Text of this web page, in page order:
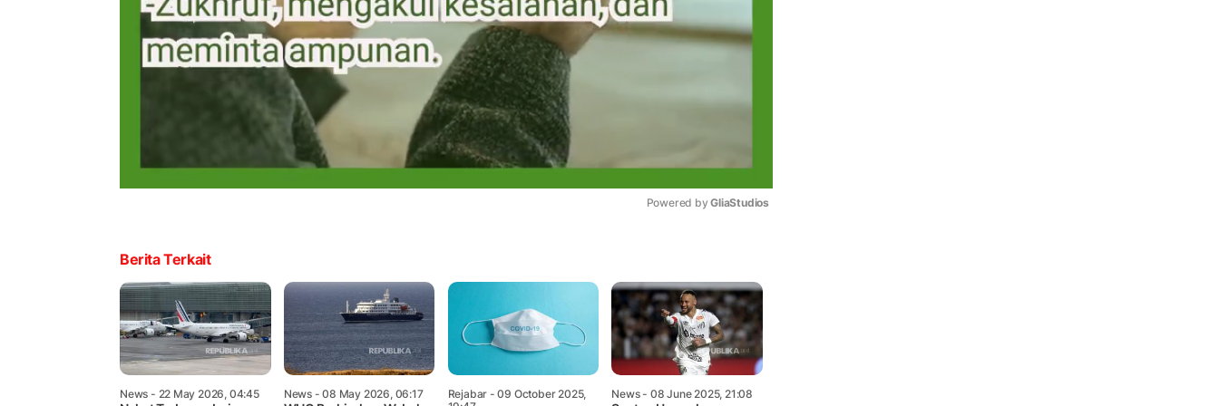
Powered by GliaStudios
Berita Terkait
News - 22 May 2026, 04:45 News- 08 May 2026, 06:17 Rejabar - 09 October 2025,
News- 08 June 2025, 21:08